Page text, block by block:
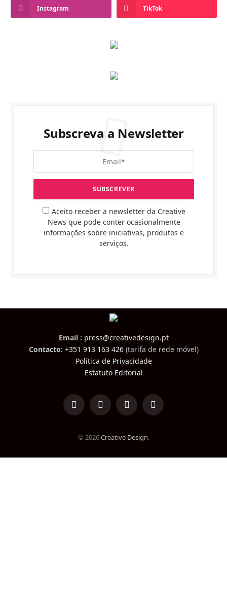
Instagram TikTok
Subscreva a Newsletter
Aceito receber a newsletter da Creative
News que pode conter ocasionalmente
informações sobre iniciativas, produtos e
serviços.
Email : press@creativedesign.pt
Contacto: +351 913 163 426(tarifa de rede móvel)
Política de Privacidade
Estatuto Editorial
LinkedInFacebookInstagramTikTok
© 2026Creative Design.